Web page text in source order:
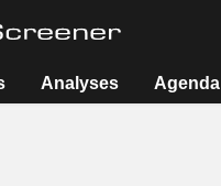
Analyses Agenda